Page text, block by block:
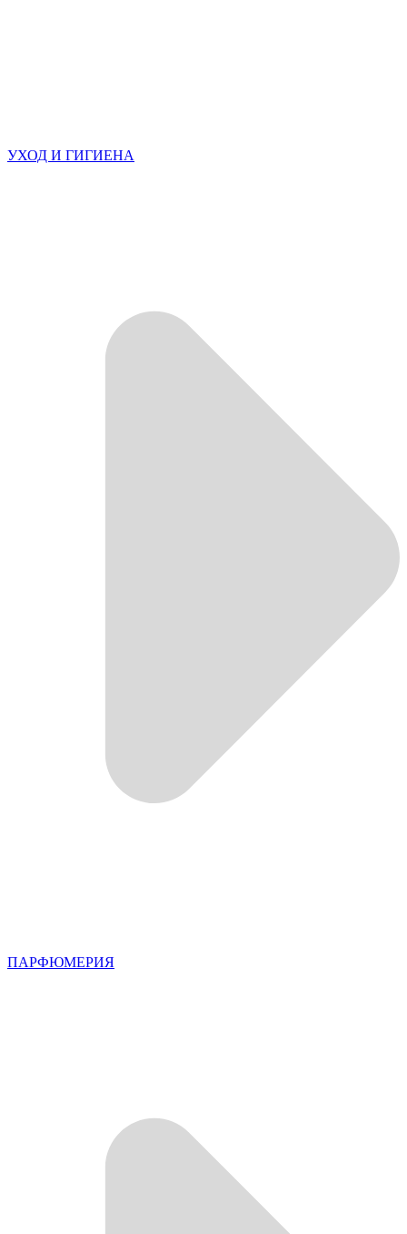
УХОД И ГИГИЕНА
ПАРФЮМЕРИЯ